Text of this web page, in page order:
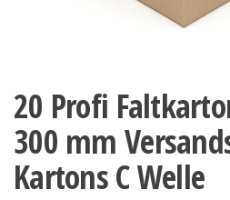
20 Profi
300 mm
Kartons C Welle